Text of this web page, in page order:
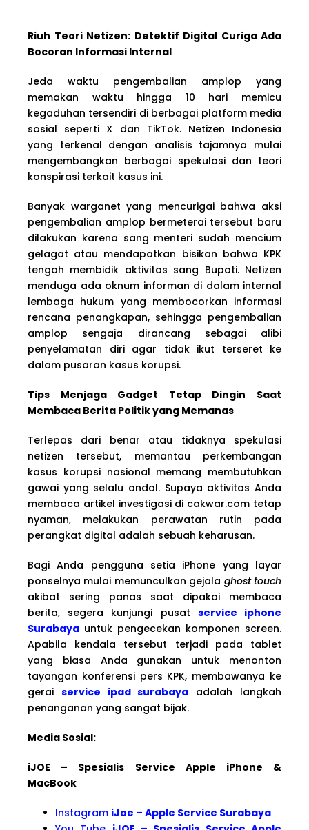
Riuh Teori Netizen: Detektif Digital Curiga Ada
Bocoran Informasi Internal
Jeda waktu pengembalian amplop yang
memakan waktu hingga 10 hari memicu
kegaduhan tersendiri di berbagai platform media
sosial seperti X dan TikTok. Netizen Indonesia
yang terkenal dengan analisis tajamnya mulai
mengembangkan berbagai spekulasi dan teori
konspirasi terkait kasus ini.
Banyak warganet yang mencurigai bahwa aksi
pengembalian amplop bermeterai tersebut baru
dilakukan karena sang menteri sudah mencium
gelagat atau mendapatkan bisikan bahwa KPK
tengah membidik aktivitas sang Bupati. Netizen
menduga ada oknum informan di dalam internal
lembaga hukum yang membocorkan informasi
rencana penangkapan, sehingga pengembalian
amplop sengaja dirancang sebagai alibi
penyelamatan diri agar tidak ikut terseret ke
dalam pusaran kasus korupsi.
Tips Menjaga Gadget Tetap Dingin Saat
Membaca Berita Politik yang Memanas
Terlepas dari benar atau tidaknya spekulasi
netizen tersebut, memantau perkembangan
kasus korupsi nasional memang membutuhkan
gawai yang selalu andal. Supaya aktivitas Anda
membaca artikel investigasi di cakwar.com tetap
nyaman, melakukan perawatan rutin pada
perangkat digital adalah sebuah keharusan.
Bagi Anda pengguna setia iPhone yang layar
ponselnya mulai memunculkan gejala ghost touch
akibat sering panas saat dipakai membaca
berita, segera kunjungi pusat service iphone
Surabaya untuk pengecekan komponen screen.
Apabila kendala tersebut terjadi pada tablet
yang biasa Anda gunakan untuk menonton
tayangan konferensi pers KPK, membawanya ke
gerai service ipad surabaya adalah langkah
penanganan yang sangat bijak.
Media Sosial:
iJOE – Spesialis Service Apple iPhone &
MacBook
Instagram iJoe – Apple Service Surabaya